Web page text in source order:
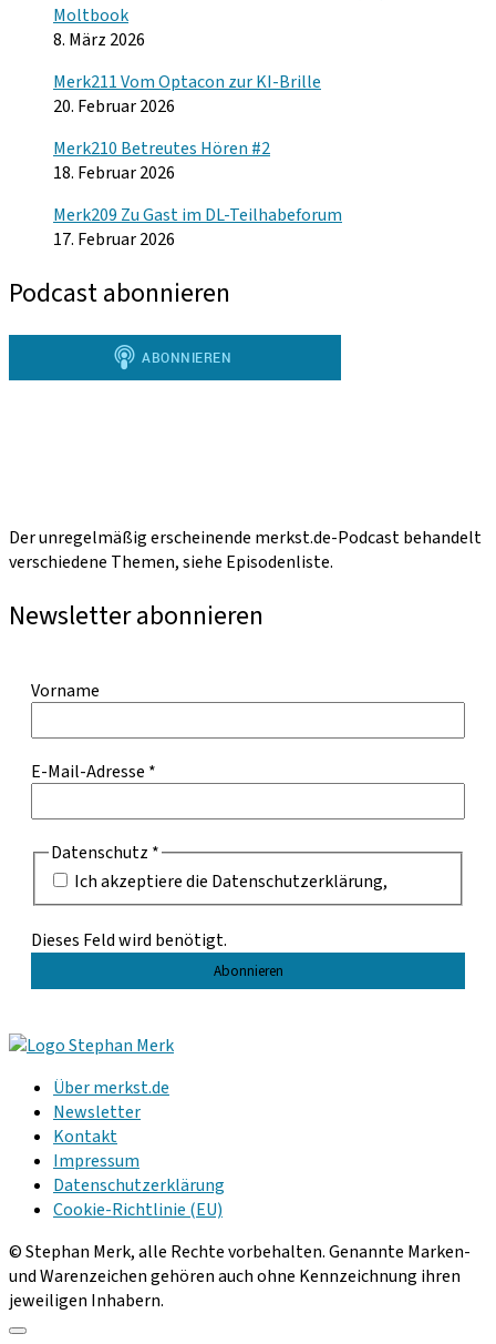
Moltbook
8. März 2026
Merk211 Vom Optacon zur KI-Brille
20. Februar 2026
Merk210 Betreutes Hören #2
18. Februar 2026
Merk209 Zu Gast im DL-Teilhabeforum
17. Februar 2026
Podcast abonnieren
Der unregelmäßig erscheinende merkst.de-Podcast behandelt
verschiedene Themen, siehe Episodenliste.
Newsletter abonnieren
Vorname
E-Mail-Adresse *
Datenschutz *
Ich akzeptiere die Datenschutzerklärung,
Dieses Feld wird benötigt.
Über merkst.de
Newsletter
Kontakt
Impressum
Datenschutzerklärung
Cookie-Richtlinie (EU)
© Stephan Merk, alle Rechte vorbehalten. Genannte Marken-
und Warenzeichen gehören auch ohne Kennzeichnung ihren
jeweiligen Inhabern.